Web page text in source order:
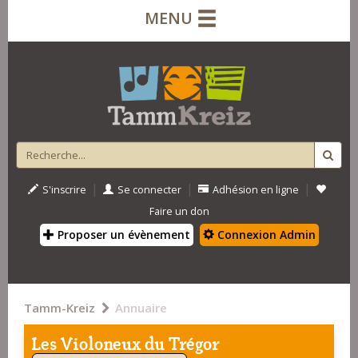
MENU
S'inscrire | Se connecter | Adhésion en ligne |
Faire un don
Proposer un évènement Connexion Admin
Tamm-Kreiz Annuaire
Les Violoneux du Trégor